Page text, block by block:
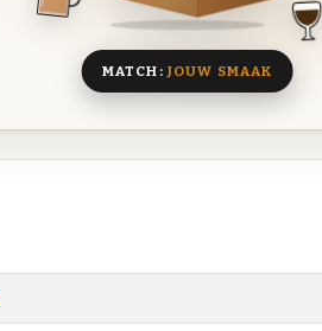
MATCH: JOUW SMAAK